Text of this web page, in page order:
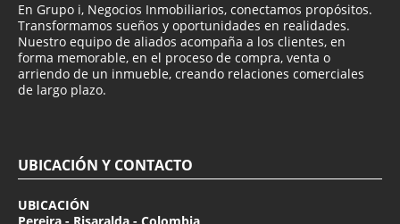
En Grupo i, Negocios Inmobiliarios, conectamos propósitos.
Transformamos sueños y oportunidades en realidades.
Nuestro equipo de aliados acompaña a los clientes, en
forma memorable, en el proceso de compra, venta o
arriendo de un inmueble, creando relaciones comerciales
de largo plazo.
UBICACIÓN Y CONTACTO
UBICACIÓN